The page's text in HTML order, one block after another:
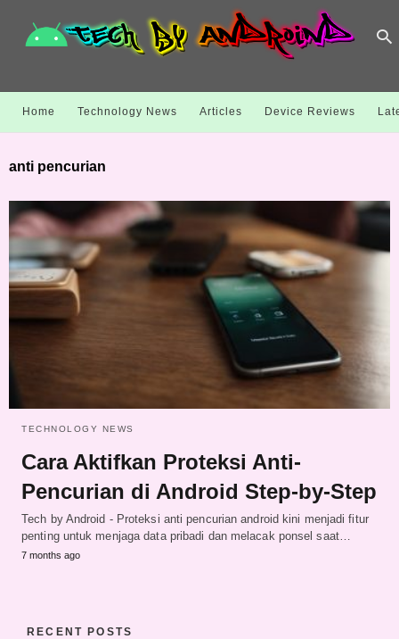
Home Technology News Articles Device Reviews
anti pencurian
TECHNOLOGY NEWS
Cara Aktifkan Proteksi Anti-
Pencurian di Android Step-by-Step
Tech by Android - Proteksi anti pencurian android kini menjadi fitur
penting untuk menjaga data pribadi dan melacak ponsel saat…
7 months ago
RECENT POSTS